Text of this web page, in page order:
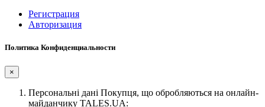
Регистрация
Авторизация
Политика Конфиденциальности
×
Персональні дані Покупця, що обробляються на онлайн-
майданчику TALES.UA: